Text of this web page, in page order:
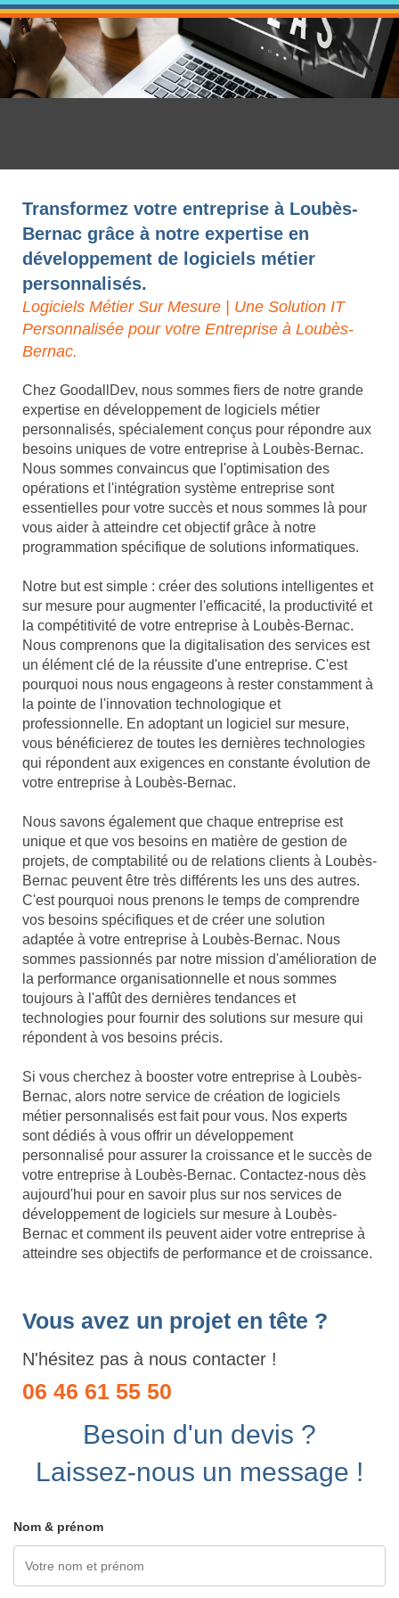
Transformez votre entreprise à Loubès-
Bernac grâce à notre expertise en
développement de logiciels métier
personnalisés.
Logiciels Métier Sur Mesure | Une Solution IT
Personnalisée pour votre Entreprise à Loubès-
Bernac.
Chez GoodallDev, nous sommes fiers de notre grande
expertise en développement de logiciels métier
personnalisés, spécialement conçus pour répondre aux
besoins uniques de votre entreprise à Loubès-Bernac.
Nous sommes convaincus que l'optimisation des
opérations et l'intégration système entreprise sont
essentielles pour votre succès et nous sommes là pour
vous aider à atteindre cet objectif grâce à notre
programmation spécifique de solutions informatiques.
Notre but est simple : créer des solutions intelligentes et
sur mesure pour augmenter l'efficacité, la productivité et
la compétitivité de votre entreprise à Loubès-Bernac.
Nous comprenons que la digitalisation des services est
un élément clé de la réussite d'une entreprise. C'est
pourquoi nous nous engageons à rester constamment à
la pointe de l'innovation technologique et
professionnelle. En adoptant un logiciel sur mesure,
vous bénéficierez de toutes les dernières technologies
qui répondent aux exigences en constante évolution de
votre entreprise à Loubès-Bernac.
Nous savons également que chaque entreprise est
unique et que vos besoins en matière de gestion de
projets, de comptabilité ou de relations clients à Loubès-
Bernac peuvent être très différents les uns des autres.
C'est pourquoi nous prenons le temps de comprendre
vos besoins spécifiques et de créer une solution
adaptée à votre entreprise à Loubès-Bernac. Nous
sommes passionnés par notre mission d'amélioration de
la performance organisationnelle et nous sommes
toujours à l'affût des dernières tendances et
technologies pour fournir des solutions sur mesure qui
répondent à vos besoins précis.
Si vous cherchez à booster votre entreprise à Loubès-
Bernac, alors notre service de création de logiciels
métier personnalisés est fait pour vous. Nos experts
sont dédiés à vous offrir un développement
personnalisé pour assurer la croissance et le succès de
votre entreprise à Loubès-Bernac. Contactez-nous dès
aujourd'hui pour en savoir plus sur nos services de
développement de logiciels sur mesure à Loubès-
Bernac et comment ils peuvent aider votre entreprise à
atteindre ses objectifs de performance et de croissance.
Vous avez un projet en tête ?
N'hésitez pas à nous contacter !
06 46 61 55 50
Besoin d'un devis ?
Laissez-nous un message !
Nom & prénom